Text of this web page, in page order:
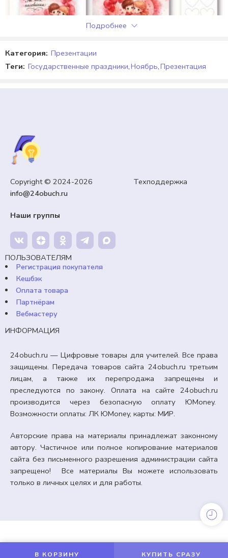
СЦЕНАРИИ
14 февраля «День Святого Валентина». Сценарий,
Продавец:24obuch.ru
В корзину
год).
Подробнее
Категория: Презентации
Теги: Государственные праздники,Ноябрь,Презентация
Copyright © 2024-2026 Техподдержка
info@24obuch.ru
Наши группы
ПОЛЬЗОВАТЕЛЯМ
Регистрация покупателя
Кешбэк
Оплата товара
Партнёрам
Вебмастеру
ИНФОРМАЦИЯ
24obuch.ru — Цифровые товары для учителей. Все права
защищены. Передача товаров сайта 24obuch.ru третьим
лицам, а также их перепродажа запрещены и
преследуются по закону. Оплата на сайте 24obuch.ru
производится через безопасную оплату ЮMoney.
Возможности оплаты: ЛК ЮMoney, карты: МИР.
Авторские права на материалы принадлежат законному
автору. Частичное или полное копирование материалов
сайта без письменного разрешения администрации сайта
запрещено! Все материалы Вы можете использовать
только в личных целях и для работы.
В КОРЗИНУ КУПИТЬ СРАЗУ